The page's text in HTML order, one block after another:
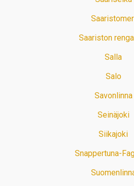
Saariston
Salla
Salo
Savonlinna
Seinäjoki
Siikajoki
Snappertuna-